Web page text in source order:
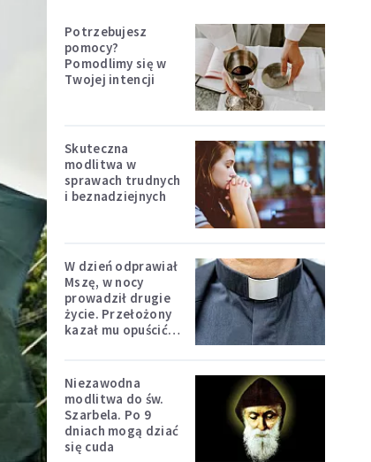
Potrzebujesz
pomocy?
Pomodlimy się w
Twojej intencji
Skuteczna
modlitwa w
sprawach trudnych
i beznadziejnych
W dzień odprawiał
Mszę, w nocy
prowadził drugie
życie. Przełożony
kazał mu opuścić
Niezawodna
modlitwa do św.
Szarbela. Po 9
dniach mogą dziać
się cuda